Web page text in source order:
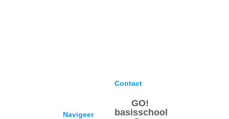
Navigeer
Contact
GO!
basisschool